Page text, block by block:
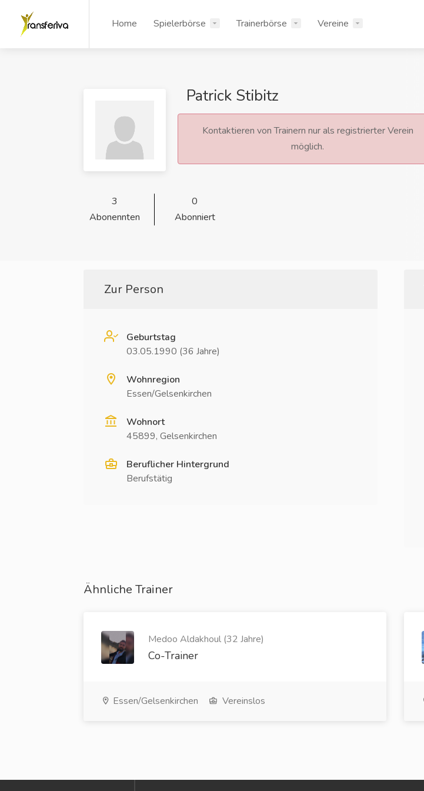
Home Spielerbörse Trainerbörse Vereine
Patrick Stibitz
Kontaktieren von Trainern nur als registrierter Verein
möglich.
3
Abonennten
0
Abonniert
Zur Person
Geburtstag
03.05.1990 (36 Jahre)
Wohnregion
Essen/Gelsenkirchen
Wohnort
45899, Gelsenkirchen
Beruflicher Hintergrund
Berufstätig
Ähnliche Trainer
Medoo Aldakhoul (32 Jahre)
Co-Trainer
Essen/Gelsenkirchen Vereinslos